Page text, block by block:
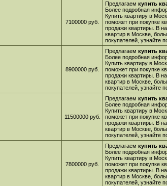
7100000 руб.
Предлагаем купить
Более подробная
Купить квартиру в
поможет при покупке
продажи квартиры. В
квартир в Москве,
покупателей, узнайте
8900000 руб.
Предлагаем купить
Более подробная
Купить квартиру в
поможет при покупке
продажи квартиры. В
квартир в Москве,
покупателей, узнайте
11500000 руб.
Предлагаем купить
Более подробная
Купить квартиру в
поможет при покупке
продажи квартиры. В
квартир в Москве,
покупателей, узнайте
7800000 руб.
Предлагаем купить
Более подробная
Купить квартиру в
поможет при покупке
продажи квартиры. В
квартир в Москве,
покупателей, узнайте